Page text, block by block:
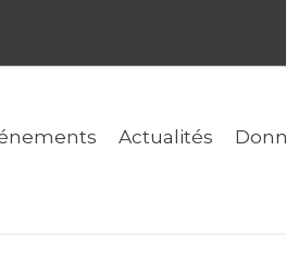
Actualités